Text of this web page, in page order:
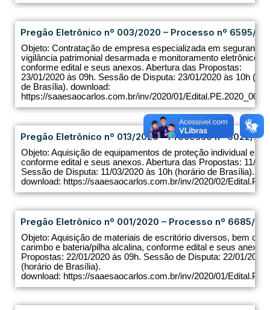
Pregão Eletrônico nº 003/2020 – Processo nº 6595/
Objeto: Contratação de empresa especializada em segurança
vigilância patrimonial desarmada e monitoramento eletrônico,
conforme edital e seus anexos. Abertura das Propostas:
23/01/2020 às 09h. Sessão de Disputa: 23/01/2020 às 10h
de Brasília). download:
https://saaesaocarlos.com.br/inv/2020/01/
Pregão Eletrônico nº 013/2020 – Processo nº 6022/
Objeto: Aquisição de equipamentos de proteção individual e
conforme edital e seus anexos. Abertura das Propostas: 11/
Sessão de Disputa: 11/03/2020 às 10h (horário de Brasília).
download: https://saaesaocarlos.com.br/inv/2020/02/
Pregão Eletrônico nº 001/2020 – Processo nº 6685/
Objeto: Aquisição de materiais de escritório diversos, bem
carimbo e bateria/pilha alcalina, conforme edital e seus
Propostas: 22/01/2020 às 09h. Sessão de Disputa: 22/01/2020
(horário de Brasília).
download: https://saaesaocarlos.com.br/inv/2020/01/